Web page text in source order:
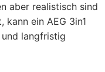
aber realistisch sind
kann ein AEG 3in1
und langfristig